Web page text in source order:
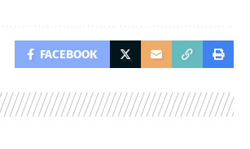
FACEBOOK